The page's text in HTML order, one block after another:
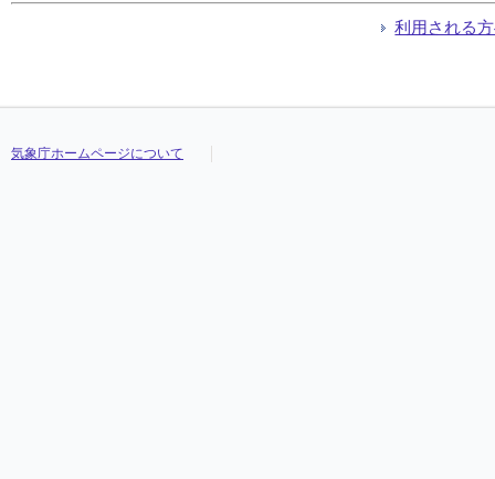
利用される
気象庁ホームページについて